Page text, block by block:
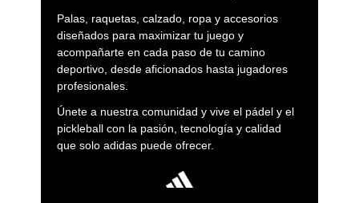
- Textil:Rinde al máximo sin sacrificar tu comodidad. La
nueva línea de ropa deportiva de adidas Padel está
confeccionada con tejidos de alta tecnología que
favorecen la transpirabilidad, flexibilidad y secado rápido.
Camisetas, pantalones, vestidos y faldas; cada prenda
está pensada para mantenerte fresco y seco durante todo
el partido.
La base de tu juego. Nuestros nuevos modelos
de zapatillas han sido diseñados para ofrecerte el mejor
Palas, raquetas, calzado, ropa y accesorios
diseñados para maximizar tu juego y
acompañarte en cada paso de tu camino
deportivo, desde aficionados hasta jugadores
profesionales.
Únete a nuestra comunidad y vive el pádel y el
pickleball con la pasión, tecnología y calidad
que solo adidas puede ofrecer.